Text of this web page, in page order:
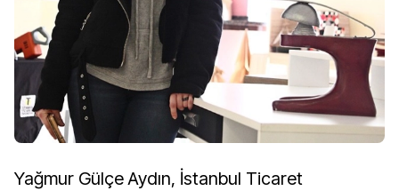
Yağmur Gülçe Aydın, İstanbul Ticaret